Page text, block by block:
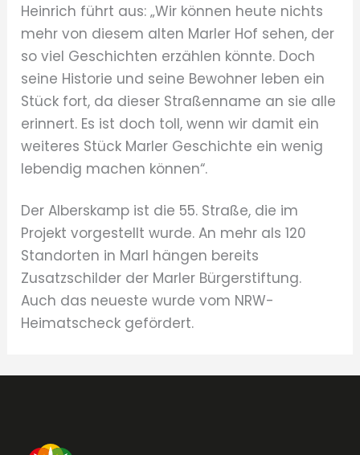
Heinrich führt aus: „Wir können heute nichts
mehr von diesem alten Marler Hof sehen, der
so viel Geschichten erzählen könnte. Doch
seine Historie und seine Bewohner leben ein
Stück fort, da dieser Straßenname an sie alle
erinnert. Es ist doch toll, wenn wir damit ein
weiteres Stück Marler Geschichte ein wenig
lebendig machen können“.
Der Alberskamp ist die 55. Straße, die im
Projekt vorgestellt wurde. An mehr als 120
Standorten in Marl hängen bereits
Zusatzschilder der Marler Bürgerstiftung.
Auch das neueste wurde vom NRW-
Heimatscheck gefördert.